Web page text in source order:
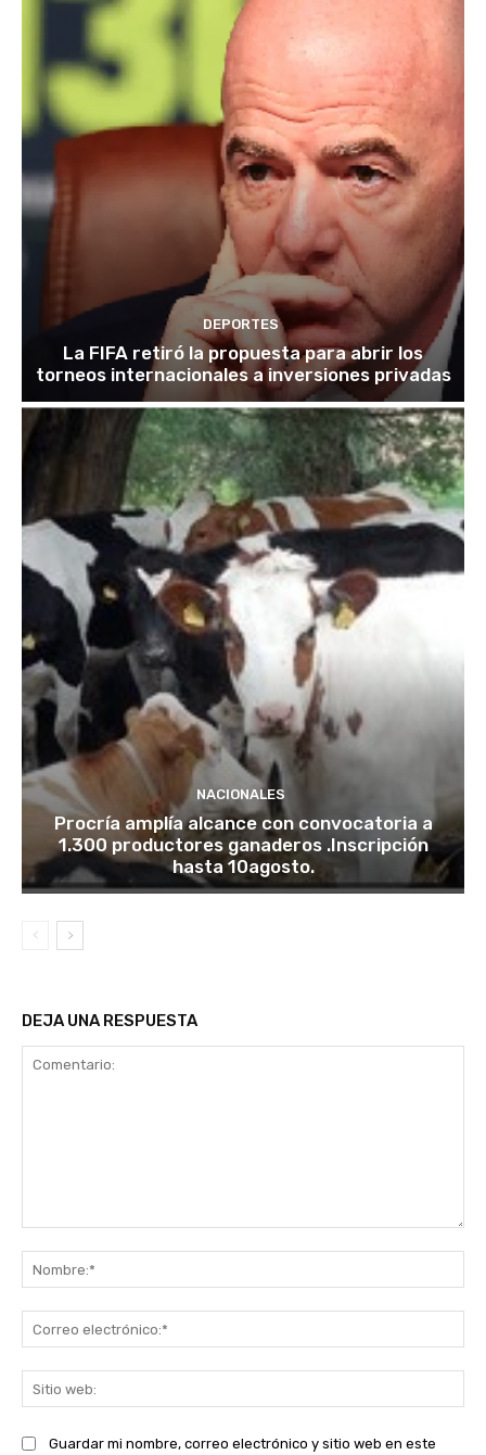
DEPORTES
La FIFA retiró la propuesta para abrir los
torneos internacionales a inversiones privadas
NACIONALES
Procría amplía alcance con convocatoria a
1.300 productores ganaderos .Inscripción
hasta 10agosto.
DEJA UNA RESPUESTA
Guardar mi nombre, correo electrónico y sitio web en este